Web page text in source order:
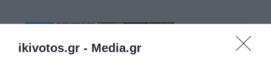
ikivotos.gr - Media.gr